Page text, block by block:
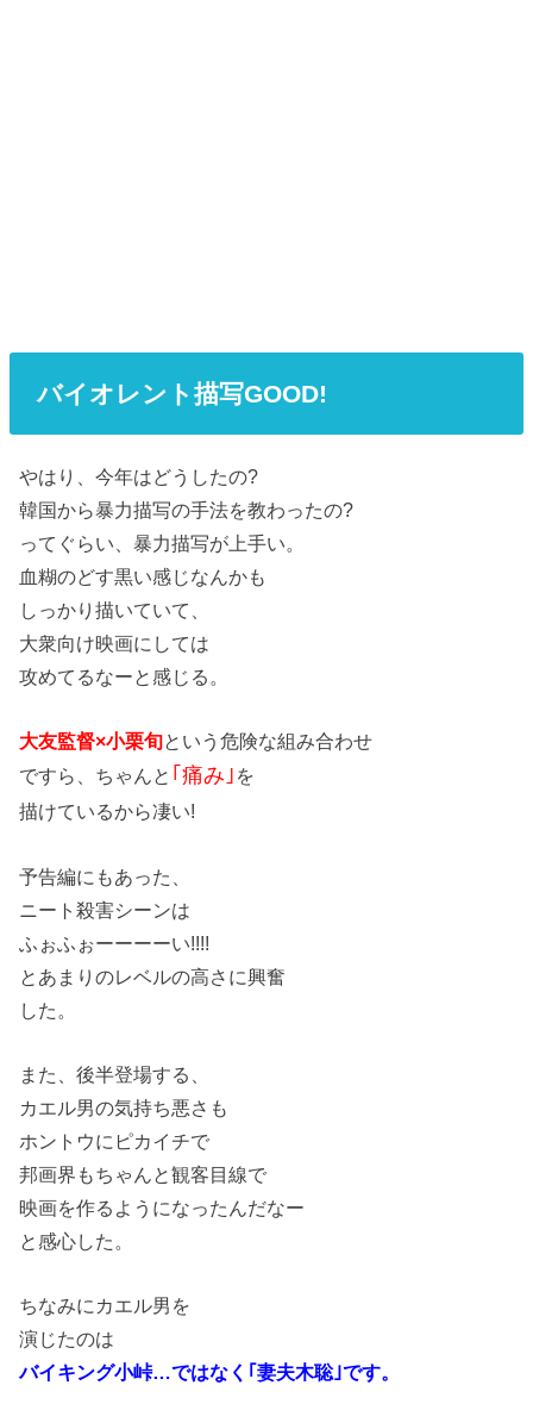
バイオレント描写GOOD!
やはり、今年はどうしたの?
韓国から暴力描写の手法を教わったの?
ってぐらい、暴力描写が上手い。
血糊のどす黒い感じなんかも
しっかり描いていて、
大衆向け映画にしては
攻めてるなーと感じる。
大友監督×小栗旬という危険な組み合わせ
ですら、ちゃんと ｢痛み｣ を
描けているから凄い!
予告編にもあった、
ニート殺害シーンは
ふぉふぉーーーーい!!!!
とあまりのレベルの高さに興奮
した。
また、後半登場する、
カエル男の気持ち悪さも
ホントウにピカイチで
邦画界もちゃんと観客目線で
映画を作るようになったんだなー
と感心した。
ちなみにカエル男を
演じたのは
バイキング小峠…ではなく｢妻夫木聡｣です。